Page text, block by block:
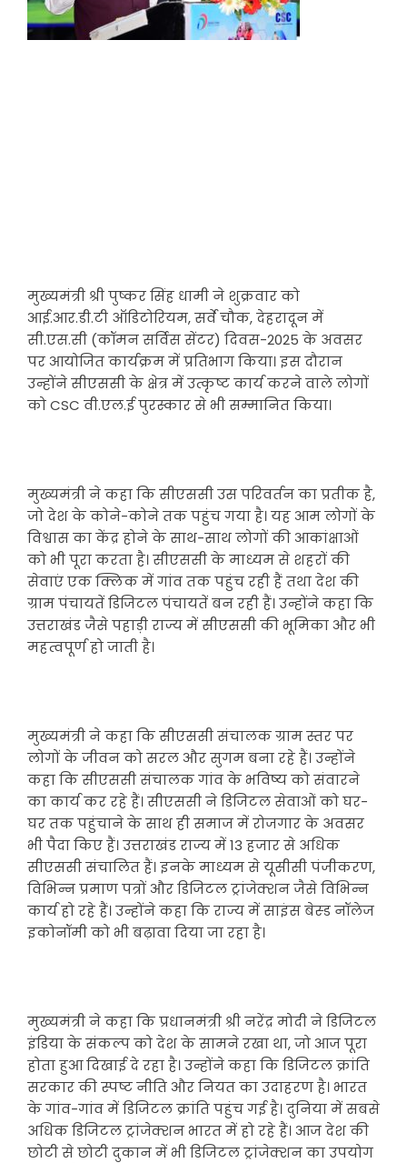
मुख्यमंत्री श्री पुष्कर सिंह धामी ने शुक्रवार को
आई.आर.डी.टी ऑडिटोरियम, सर्वे चौक, देहरादून में
सी.एस.सी (कॉमन सर्विस सेंटर) दिवस-2025 के अवसर
पर आयोजित कार्यक्रम में प्रतिभाग किया। इस दौरान
उन्होंने सीएससी के क्षेत्र में उत्कृष्ट कार्य करने वाले लोगों
को CSC वी.एल.ई पुरस्कार से भी सम्मानित किया।
मुख्यमंत्री ने कहा कि सीएससी उस परिवर्तन का प्रतीक है,
जो देश के कोने-कोने तक पहुंच गया है। यह आम लोगों के
विश्वास का केंद्र होने के साथ-साथ लोगों की आकांक्षाओं
को भी पूरा करता है। सीएससी के माध्यम से शहरों की
सेवाएं एक क्लिक में गांव तक पहुंच रही हैं तथा देश की
ग्राम पंचायतें डिजिटल पंचायतें बन रही हैं। उन्होंने कहा कि
उत्तराखंड जैसे पहाड़ी राज्य में सीएससी की भूमिका और भी
महत्वपूर्ण हो जाती है।
मुख्यमंत्री ने कहा कि सीएससी संचालक ग्राम स्तर पर
लोगों के जीवन को सरल और सुगम बना रहे हैं। उन्होंने
कहा कि सीएससी संचालक गांव के भविष्य को संवारने
का कार्य कर रहे हैं। सीएससी ने डिजिटल सेवाओं को घर-
घर तक पहुंचाने के साथ ही समाज में रोजगार के अवसर
भी पैदा किए हैं। उत्तराखंड राज्य में 13 हजार से अधिक
सीएससी संचालित हैं। इनके माध्यम से यूसीसी पंजीकरण,
विभिन्न प्रमाण पत्रों और डिजिटल ट्रांजेक्शन जैसे विभिन्न
कार्य हो रहे हैं। उन्होंने कहा कि राज्य में साइंस बेस्ड नॉलेज
इकोनॉमी को भी बढ़ावा दिया जा रहा है।
मुख्यमंत्री ने कहा कि प्रधानमंत्री श्री नरेंद्र मोदी ने डिजिटल
इंडिया के संकल्प को देश के सामने रखा था, जो आज पूरा
होता हुआ दिखाई दे रहा है। उन्होंने कहा कि डिजिटल क्रांति
सरकार की स्पष्ट नीति और नियत का उदाहरण है। भारत
के गांव-गांव में डिजिटल क्रांति पहुंच गई है। दुनिया में सबसे
अधिक डिजिटल ट्रांजेक्शन भारत में हो रहे हैं। आज देश की
छोटी से छोटी दुकान में भी डिजिटल ट्रांजेक्शन का उपयोग